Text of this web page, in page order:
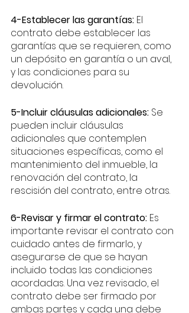
4-Establecer las garantías: El
contrato debe establecer las
garantías que se requieren, como
un depósito en garantía o un aval,
y las condiciones para su
devolución.
5-Incluir cláusulas adicionales: Se
pueden incluir cláusulas
adicionales que contemplen
situaciones específicas, como el
mantenimiento del inmueble, la
renovación del contrato, la
rescisión del contrato, entre otras.
6-Revisar y firmar el contrato: Es
importante revisar el contrato con
cuidado antes de firmarlo, y
asegurarse de que se hayan
incluido todas las condiciones
acordadas. Una vez revisado, el
contrato debe ser firmado por
ambas partes y cada una debe